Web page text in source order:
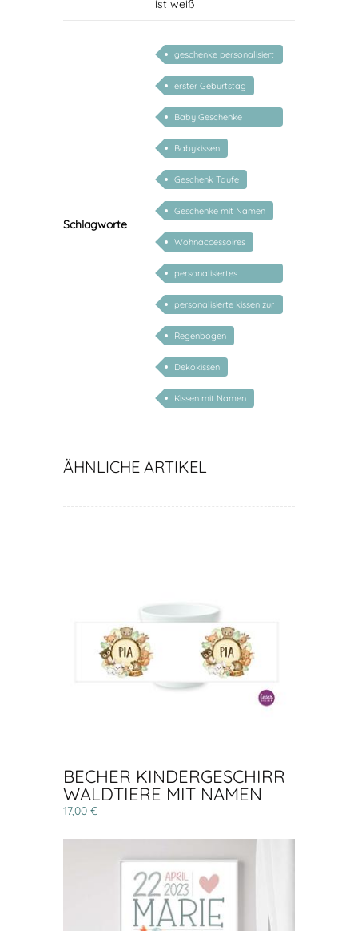
ist weiß
Schlagworte
geschenke personalisiert
kinder
erster Geburtstag
Baby Geschenke
personalisierbar
Babykissen
Geschenk Taufe
Geschenke mit Namen
Wohnaccessoires
personalisiertes
Geschenk Baby
personalisierte kissen zur
geburt
Regenbogen
Dekokissen
Kissen mit Namen
ÄHNLICHE ARTIKEL
BECHER KINDERGESCHIRR
WALDTIERE MIT NAMEN
17,00 €